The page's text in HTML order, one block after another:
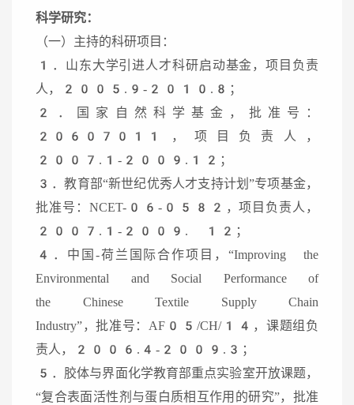
科学研究：
（一）主持的科研项目：
1．山东大学引进人才科研启动基金，项目负责
人，2005.9-2010.8；
2．国家自然科学基金，批准号：
20607011，项目负责人，
2007.1-2009.12；
3．教育部“新世纪优秀人才支持计划”专项基金，
批准号：NCET-06-0582，项目负责人，
2007.1-2009. 12；
4．中国-荷兰国际合作项目，“Improving the
Environmental and Social Performance of
the Chinese Textile Supply Chain
Industry”，批准号：AF05/CH/14，课题组负
责人，2006.4-2009.3；
5．胶体与界面化学教育部重点实验室开放课题，
“复合表面活性剂与蛋白质相互作用的研究”，批准